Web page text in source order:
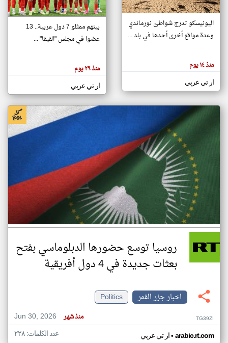
تغيير الدولة
اخبار جزر القمر على مدار الساعة
أهم اخبار جزر القمر العاجلة والمباشرة
هنا عن
وجهة
كاتبيها.
اليونيسكو تدرج شواطئ نورماندي
وعدة مواقع أخرى أحدها في بلد ...
منذ ١٤ يوم
ار تي عربي
بينهم ممثلو 7 دول عربية.. 13
عضوا في مجلس "الفيفا" ...
منذ ٢٩ يوم
ار تي عربي
روسيا توسع حضورها الدبلوماسي بفتح
بعثات جديدة في 4 دول أفريقية
اخبار جزر القمر
Politics
Jun 30, 2026
منذ شهر TG39ZI
ار تي عربي• arabic.rt.com عدد الكلمات: ٢٢٨
klyoum.com